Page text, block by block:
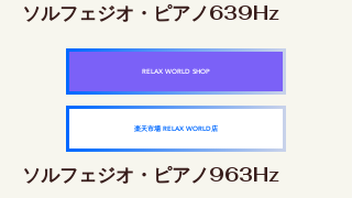
ソルフェジオ・ピアノ639Hz
RELAX WORLD SHOP
楽天市場 RELAX WORLD店
ソルフェジオ・ピアノ963Hz